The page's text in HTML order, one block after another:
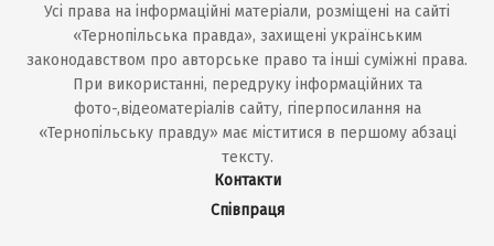
Усі права на інформаційні матеріали, розміщені на сайті
«Тернопільська правда», захищені українським
законодавством про авторське право та інші суміжні права.
При використанні, передруку інформаційних та
фото-,відеоматеріалів сайту, гіперпосилання на
«Тернопільську правду» має міститися в першому абзаці
тексту.
Контакти
Співпраця